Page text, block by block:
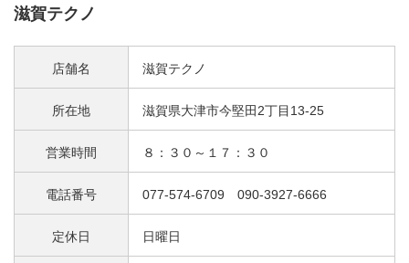
滋賀テクノ
店舗名 滋賀テクノ
所在地 滋賀県大津市今堅田2丁目13-25
営業時間 ８：３０～１７：３０
電話番号 077-574-6709 090-3927-6666
定休日 日曜日